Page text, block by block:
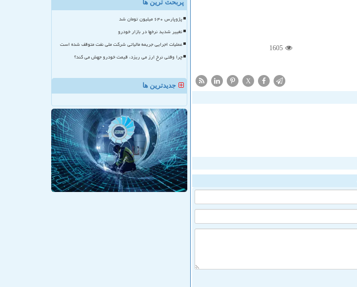
1605
X
پربحث ترین ها
پژوپارس ۶۴۰ میلیون تومان شد
تغییر شدید نرخها در بازار خودرو
عملیات اجرایی جریمه مالیاتی شرکت ملی نفت متوقف شده است
چرا وقتی نرخ ارز می ریزد، قیمت خودرو جهش می کند؟
جدیدترین ها